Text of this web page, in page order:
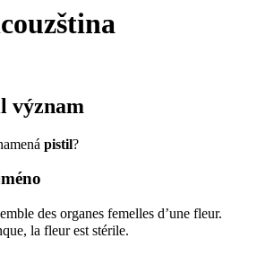
význam
pistil?
des organes femelles d’une fleur.
la fleur est stérile.